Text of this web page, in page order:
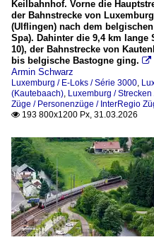
Keilbahnhof. Vorne die
der Bahnstrecke von
(Ulflingen) nach dem
Spa). Dahinter die 9,4 km
10), der Bahnstrecke von
bis belgische Bastogne ging. 
Armin Schwarz
Luxemburg / E-Loks / Série 3000,
(Kautebaach), Luxemburg /
Züge / Personenzüge / InterRegio
 193 800x1200 Px, 31.03.2026